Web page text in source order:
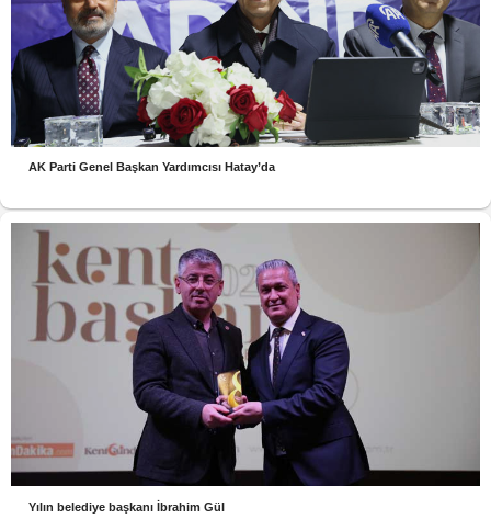
AK Parti Genel Başkan Yardımcısı Hatay’da
Yılın belediye başkanı İbrahim Gül